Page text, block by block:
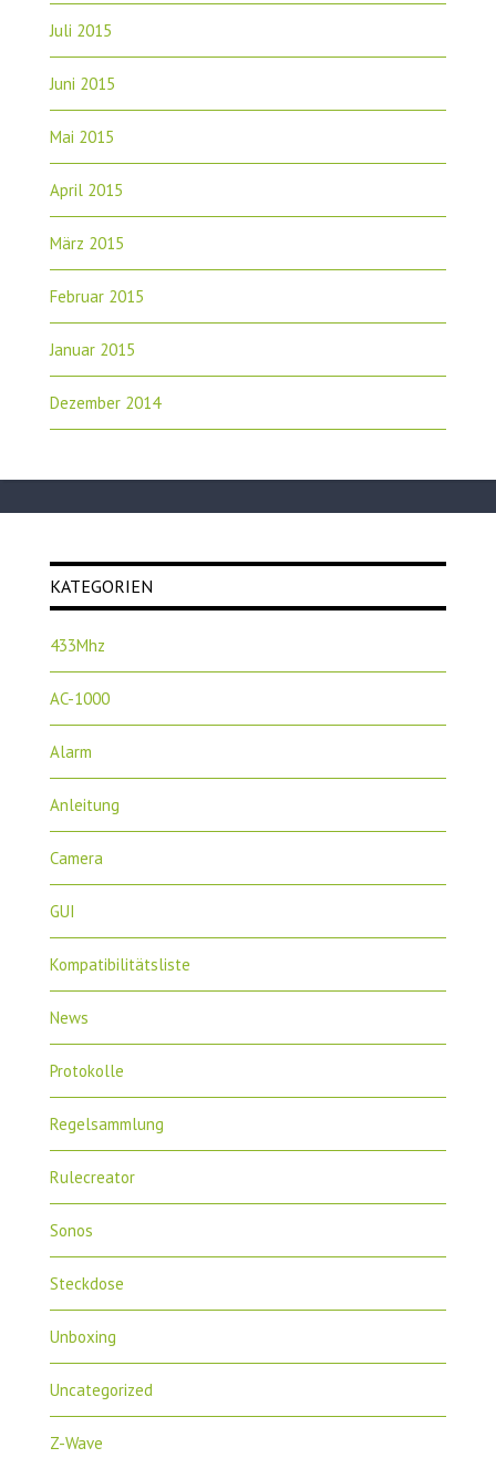
Juli 2015
Juni 2015
Mai 2015
April 2015
März 2015
Februar 2015
Januar 2015
Dezember 2014
KATEGORIEN
433Mhz
AC-1000
Alarm
Anleitung
Camera
GUI
Kompatibilitätsliste
News
Protokolle
Regelsammlung
Rulecreator
Sonos
Steckdose
Unboxing
Uncategorized
Z-Wave